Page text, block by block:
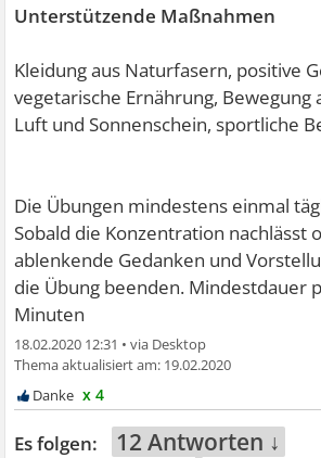
Unterstützende Maßnahmen
Kleidung aus Naturfasern, positive
vegetarische Ernährung, Bewegung
Luft und Sonnenschein, sportliche
Die Übungen mindestens einmal
Sobald die Konzentration nachlässt
ablenkende Gedanken und
die Übung beenden. Mindestdauer
Minuten
18.02.2020 12:31 •
19.02.2020
x 4
12 Antworten ↓